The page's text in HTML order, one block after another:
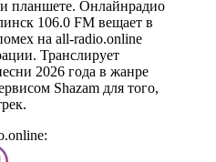
планшете. Онлайнрадио
106.0 FM вещает в
на all-radio.online
Транслирует
2026 года в жанре
Shazam для того,